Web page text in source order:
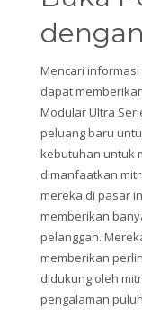
Mencari
dapat
Modular Ultra
peluang baru
kebutuhan untuk
dimanfaatkan
mereka di pasar
memberikan
pelanggan.
memberikan
didukung oleh
pengalaman